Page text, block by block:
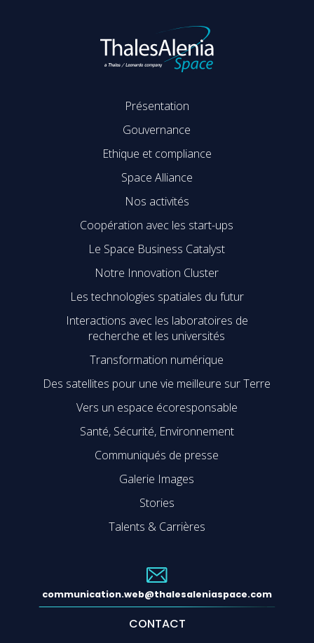
Présentation
Gouvernance
Ethique et compliance
Space Alliance
Nos activités
Coopération avec les start-ups
Le Space Business Catalyst
Notre Innovation Cluster
Les technologies spatiales du futur
Interactions avec les laboratoires de
recherche et les universités
Transformation numérique
Des satellites pour une vie meilleure sur Terre
Vers un espace écoresponsable
Santé, Sécurité, Environnement
Communiqués de presse
Galerie Images
Stories
Talents & Carrières
communication.web@thalesaleniaspace.com
CONTACT